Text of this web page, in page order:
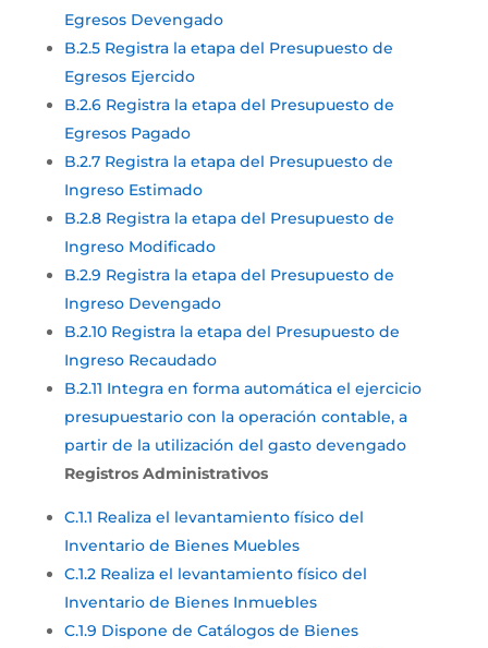
Egresos Devengado
B.2.5 Registra la etapa del Presupuesto de
Egresos Ejercido
B.2.6 Registra la etapa del Presupuesto de
Egresos Pagado
B.2.7 Registra la etapa del Presupuesto de
Ingreso Estimado
B.2.8 Registra la etapa del Presupuesto de
Ingreso Modificado
B.2.9 Registra la etapa del Presupuesto de
Ingreso Devengado
B.2.10 Registra la etapa del Presupuesto de
Ingreso Recaudado
B.2.11 Integra en forma automática el ejercicio
presupuestario con la operación contable, a
partir de la utilización del gasto devengado
Registros Administrativos
C.1.1 Realiza el levantamiento físico del
Inventario de Bienes Muebles
C.1.2 Realiza el levantamiento físico del
Inventario de Bienes Inmuebles
C.1.9 Dispone de Catálogos de Bienes